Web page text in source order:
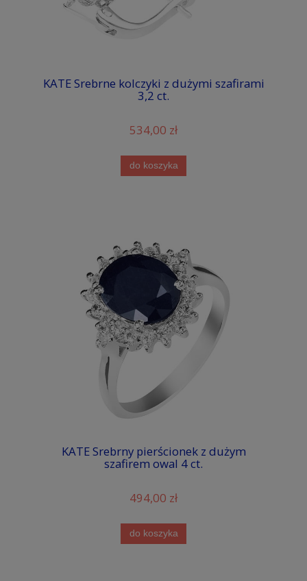
KATE Srebrne kolczyki z dużymi szafirami
3,2 ct.
534,00 zł
do koszyka
KATE Srebrny pierścionek z dużym
szafirem owal 4 ct.
494,00 zł
do koszyka